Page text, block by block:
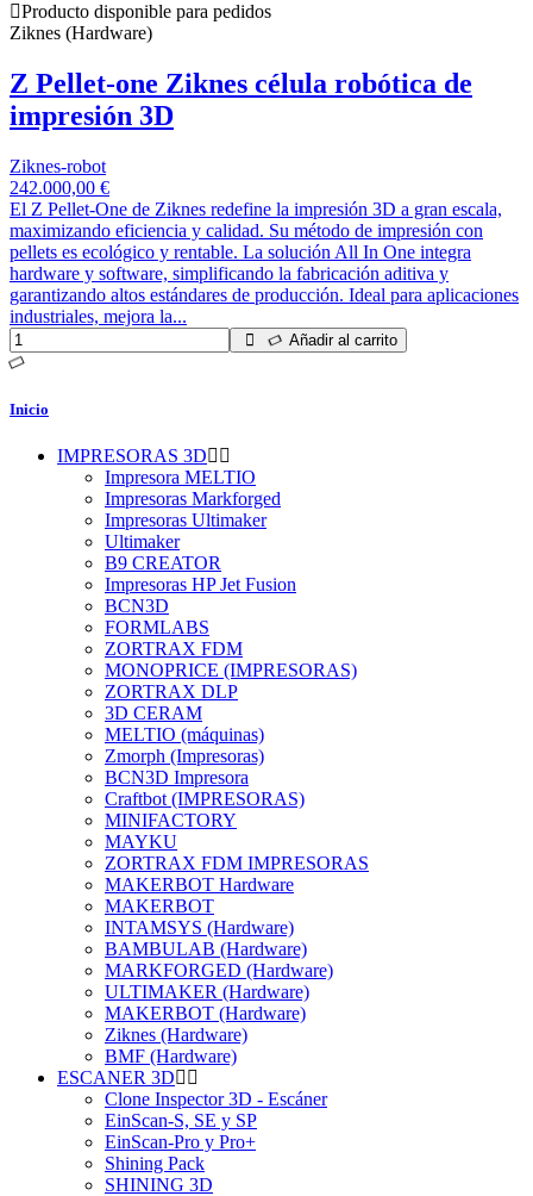
Producto disponible para pedidos
Ziknes (Hardware)
Z Pellet-one Ziknes célula robótica de
impresión 3D
Ziknes-robot
242.000,00 €
El Z Pellet-One de Ziknes redefine la impresión 3D a gran escala,
maximizando eficiencia y calidad. Su método de impresión con
pellets es ecológico y rentable. La solución All In One integra
hardware y software, simplificando la fabricación aditiva y
garantizando altos estándares de producción. Ideal para aplicaciones
industriales, mejora la...
Añadir al carrito
Inicio
IMPRESORAS 3D
Impresora MELTIO
Impresoras Markforged
Impresoras Ultimaker
Ultimaker
B9 CREATOR
Impresoras HP Jet Fusion
BCN3D
FORMLABS
ZORTRAX FDM
MONOPRICE (IMPRESORAS)
ZORTRAX DLP
3D CERAM
MELTIO (máquinas)
Zmorph (Impresoras)
BCN3D Impresora
Craftbot (IMPRESORAS)
MINIFACTORY
MAYKU
ZORTRAX FDM IMPRESORAS
MAKERBOT Hardware
MAKERBOT
INTAMSYS (Hardware)
BAMBULAB (Hardware)
MARKFORGED (Hardware)
ULTIMAKER (Hardware)
MAKERBOT (Hardware)
Ziknes (Hardware)
BMF (Hardware)
ESCANER 3D
Clone Inspector 3D - Escáner
EinScan-S, SE y SP
EinScan-Pro y Pro+
Shining Pack
SHINING 3D